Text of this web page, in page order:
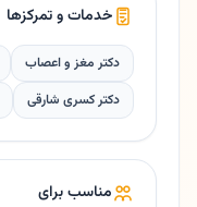
خدمات و تمرکزها
دکتر مغز و اعصاب
دکتر کسری شارقی
مناسب برای